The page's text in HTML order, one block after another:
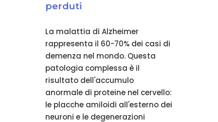
perduti
La malattia di Alzheimer
rappresenta il 60-70% dei casi di
demenza nel mondo. Questa
patologia complessa è il
risultato dell'accumulo
anormale di proteine nel cervello:
le placche amiloidi all'esterno dei
neuroni e le degenerazioni